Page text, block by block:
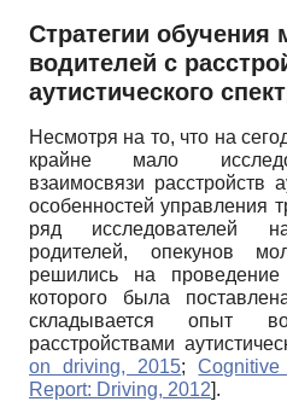
Стратегии
водителей с
аутистического
Несмотря на то, что на
крайне мало
взаимосвязи расстройств
особенностей управления
ряд исследователей
родителей, опекунов
решились на
которого была
складывается
расстройствами
on driving, 2015;
Report: Driving, 2012].